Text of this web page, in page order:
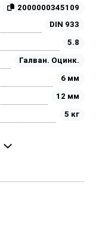
2000000345109
DIN 933
5.8
Галван. Оцинк.
6 мм
12 мм
5 кг